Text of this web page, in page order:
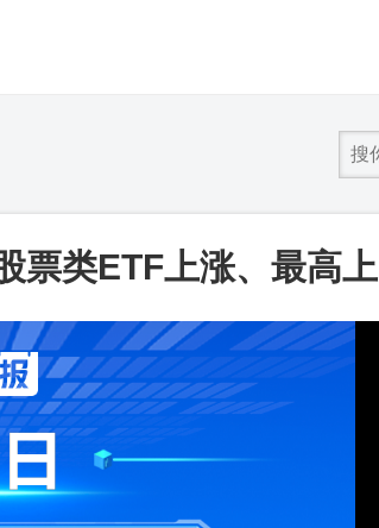
票类ETF上涨、最高上